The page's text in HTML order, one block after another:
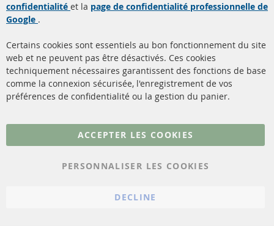
Filtres à particules diesel
(FPD)
Catalyseur (CAT)
Capteurs
Matériel de montage
à propos de nous
livraison
Contact
Résilier le contrat
Plus de liens
Conditions générales
confidentialité et la page de confidentialité professionnelle de
Google .
Certains cookies sont essentiels au bon fonctionnement du site
web et ne peuvent pas être désactivés. Ces cookies
techniquement nécessaires garantissent des fonctions de base
comme la connexion sécurisée, l'enregistrement de vos
préférences de confidentialité ou la gestion du panier.
ACCEPTER LES COOKIES
PERSONNALISER LES COOKIES
DECLINE